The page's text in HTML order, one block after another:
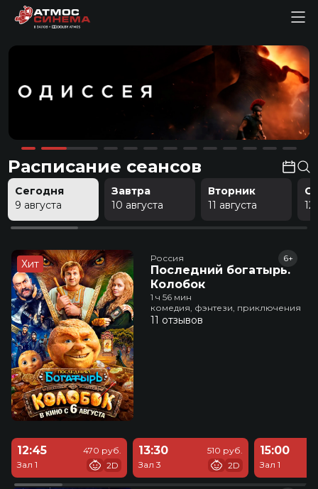
Расписание сеансов
Сегодня
9 августа
Завтра
10 августа
Вторник
11 августа
12
Хит Россия
Последний богатырь.
Колобок
6+
1 ч 56 мин
комедия, фэнтези, приключения
11 отзывов
12:45
Зал 1
470 руб.
2D
13:30
Зал 3
510 руб.
2D
15:00
Зал 1